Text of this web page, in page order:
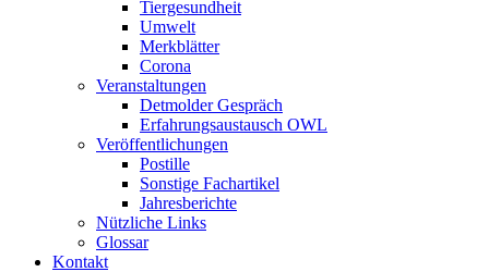
Tiergesundheit
Umwelt
Merkblätter
Corona
Veranstaltungen
Detmolder Gespräch
Erfahrungsaustausch OWL
Veröffentlichungen
Postille
Sonstige Fachartikel
Jahresberichte
Nützliche Links
Glossar
Kontakt